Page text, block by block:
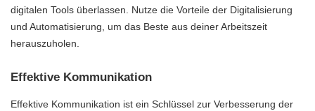
digitalen Tools überlassen. Nutze die Vorteile der Digitalisierung
und Automatisierung, um das Beste aus deiner Arbeitszeit
herauszuholen.
Effektive Kommunikation
Effektive Kommunikation ist ein Schlüssel zur Verbesserung der